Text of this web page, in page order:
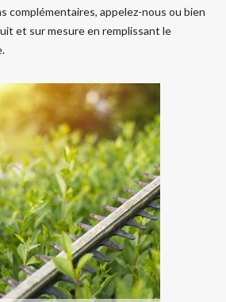
complémentaires, appelez-nous ou bien
et sur mesure en remplissant le